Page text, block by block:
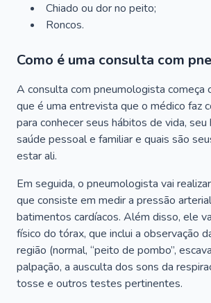
Chiado ou dor no peito;
Roncos.
Como é uma consulta com
A consulta com pneumologista começa
que é uma entrevista que o médico faz
para conhecer seus hábitos de vida,
saúde pessoal e familiar e quais são
estar ali.
Em seguida, o pneumologista vai
que consiste em medir a pressão
batimentos cardíacos. Além disso, ele
físico do tórax, que inclui a observação
região (normal, “peito de pombo”,
palpação, a ausculta dos sons da
tosse e outros testes pertinentes.